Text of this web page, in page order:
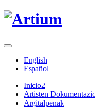
English
Español
Inicio2
Artisten
Argitalpenak